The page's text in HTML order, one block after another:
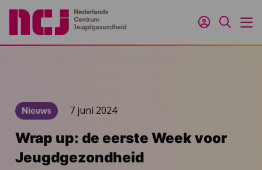
Inloggen
Zoeken
Nieuws 7 juni 2024
Wrap up: de eerste Week voor
Jeugdgezondheid